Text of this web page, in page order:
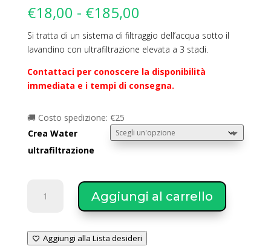
€18,00 - €185,00
prezzo:
da
€18,00
a
€185,00
Si tratta di un sistema di filtraggio dell’acqua sotto il
lavandino con ultrafiltrazione elevata a 3 stadi.
Contattaci per conoscere la disponibilità
immediata e i tempi di consegna.
🚚 Costo spedizione: €25
Crea Water
ultrafiltrazione
Water
Ultrafiltrazione
Aggiungi al carrello
Aggiungi alla Lista desideri